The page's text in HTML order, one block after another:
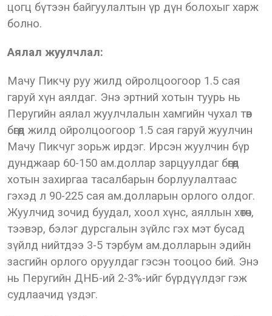
цогц бүтээн байгуулалтын үр дүн болохыг харж
болно.
Аялал жуулчлал:
Мачу Пикчу руу жилд ойролцоогоор 1.5 сая
гаруй хүн аялдаг. Энэ эртний хотын туурь нь
Перугийн аялал жуулчлалын хамгийн чухал төв
бөгөөд жилд ойролцоогоор 1.5 сая гаруй жуулчин
Мачу Пикчуг зорьж ирдэг. Ирсэн жуулчин бүр
дунджаар 60-150 ам.доллар зарцуулдаг бөгөөд
хотын захиргаа тасалбарын борлуулалтаас
гэхэд л 90-225 сая ам.долларын орлого олдог.
Жуулчид зочид буудал, хоол хүнс, аяллын хөтөч,
тээвэр, бэлэг дурсгалын зүйлс гэх мэт бусад
зүйлд нийтдээ 3-5 тэрбум ам.долларын эдийн
засгийн орлого оруулдаг гэсэн тооцоо бий. Энэ
нь Перугийн ДНБ-ий 2-3%-ийг бүрдүүлдэг гэж
судлаачид үздэг.